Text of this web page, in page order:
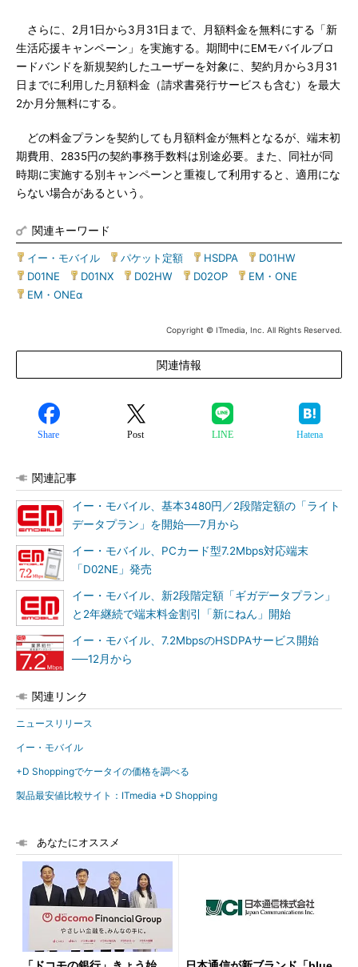
さらに、2月1日から3月31日まで、月額料金を無料にする「新
生活応援キャンペーン」を実施する。期間中にEMモバイルブロ
ードバンドを新規契約したユーザーを対象に、契約月から3月31
日までに利用した月額料金（請求書発行サービスも含む）を最大
2か月分無料にする。
どの料金プランを契約しても月額料金が無料となるが、端末初
期費用、2835円の契約事務手数料は別途必要。また、同社が同
時期に実施する別キャンペーンと重複して利用すると、適用にな
らない場合があるという。
関連キーワード
イー・モバイル パケット定額 HSDPA D01HW
D01NE
D01NX D02HW D02OP EM・ONE
EM・ONEα
Copyright © ITmedia, Inc. All Rights Reserved.
関連情報
Share Post LINE Hatena
関連記事
イー・モバイル、基本3480円／2段階定額の「ライト
データプラン」を開始──7月から
イー・モバイル、PCカード型7.2Mbps対応端末
「D02NE」発売
イー・モバイル、新2段階定額「ギガデータプラン」
と2年継続で端末料金割引「新にねん」開始
イー・モバイル、7.2MbpsのHSDPAサービス開始
──12月から
関連リンク
ニュースリリース
イー・モバイル
+D Shoppingでケータイの価格を調べる
製品最安値比較サイト：ITmedia +D Shopping
あなたにオススメ